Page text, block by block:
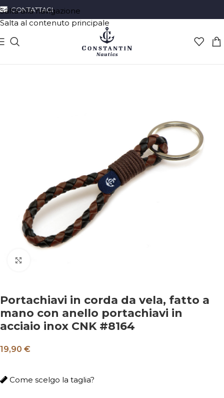
Salta alla navigazione
Salta al contenuto principale
CONTATTACI
Portachiavi in corda da vela, fatto a
mano con anello portachiavi in
acciaio inox CNK #8164
19,90 €
Come scelgo la taglia?